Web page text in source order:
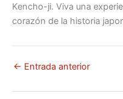
Kencho-ji. Viva una
corazón de la historia
← Entrada anterior